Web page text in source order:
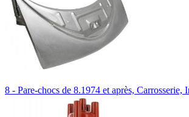
8 - Pare-chocs de 8.1974 et après, Carrosserie,